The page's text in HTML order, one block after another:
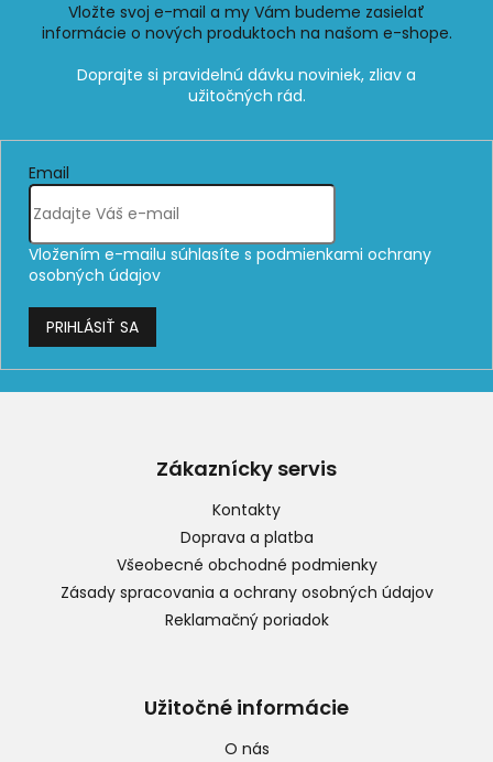
Vložte svoj e-mail a my Vám budeme zasielať
informácie o nových produktoch na našom e-shope.
Email
Vložením e-mailu súhlasíte s podmienkami ochrany
osobných údajov
PRIHLÁSIŤ SA
Zákaznícky servis
Kontakty
Doprava a platba
Všeobecné obchodné podmienky
Zásady spracovania a ochrany osobných údajov
Reklamačný poriadok
Užitočné informácie
O nás